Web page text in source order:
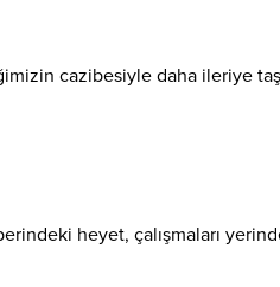
cazibesiyle daha ileriye
heyet, çalışmaları